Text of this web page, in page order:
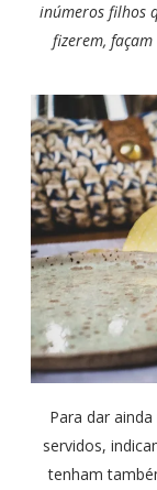
inúmeros filhos
fizerem,
Para dar
servidos,
tenham